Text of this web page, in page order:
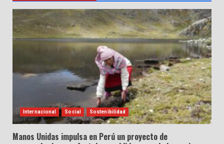
Internacional Social Sostenibilidad
Manos Unidas impulsa en Perú un proyecto de